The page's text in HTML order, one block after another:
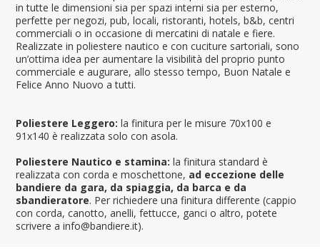
in tutte le dimensioni sia per spazi interni sia per esterno,
perfette per negozi, pub, locali, ristoranti, hotels, b&b, centri
commerciali o in occasione di mercatini di natale e fiere.
Realizzate in poliestere nautico e con cuciture sartoriali, sono
un’ottima idea per aumentare la visibilità del proprio punto
commerciale e augurare, allo stesso tempo, Buon Natale e
Felice Anno Nuovo a tutti.
Poliestere Leggero: la finitura per le misure 70x100 e
91x140 è realizzata solo con asola.
Poliestere Nautico e stamina: la finitura standard è
realizzata con corda e moschettone, ad eccezione delle
bandiere da gara, da spiaggia, da barca e da
sbandieratore. Per richiedere una finitura differente (cappio
con corda, canotto, anelli, fettucce, ganci o altro, potete
scrivere a info@bandiere.it).